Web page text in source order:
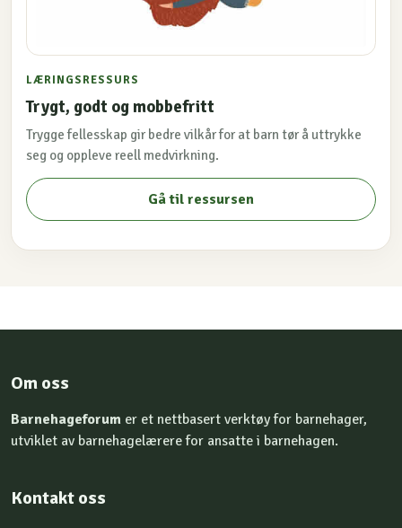
LÆRINGSRESSURS
Trygt, godt og mobbefritt
Trygge fellesskap gir bedre vilkår for at barn tør å uttrykke
seg og oppleve reell medvirkning.
Gå til ressursen
Om oss
Barnehageforum er et nettbasert verktøy for barnehager,
utviklet av barnehagelærere for ansatte i barnehagen.
Kontakt oss